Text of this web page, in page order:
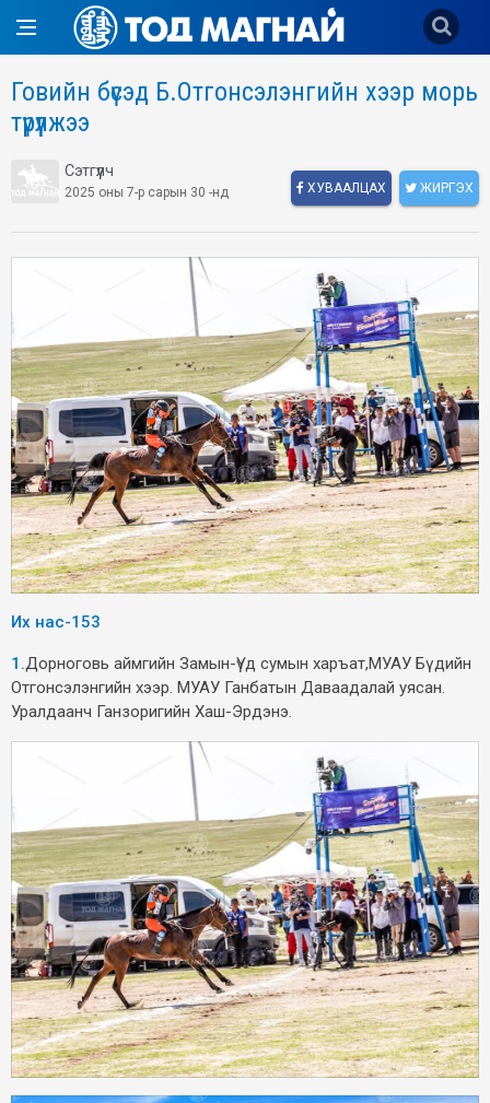
Говийн бүсэд Б.Отгонсэлэнгийн хээр морь
түрүүлжээ
Сэтгүүлч
2025 оны 7-р сарын 30 -нд ХУВААЛЦАХ ЖИРГЭХ
Их нас-153
1.Дорноговь аймгийн Замын-Үүд сумын харъат,МУАУ Бүдийн
Отгонсэлэнгийн хээр. МУАУ Ганбатын Даваадалай уясан.
Уралдаанч Ганзоригийн Хаш-Эрдэнэ.